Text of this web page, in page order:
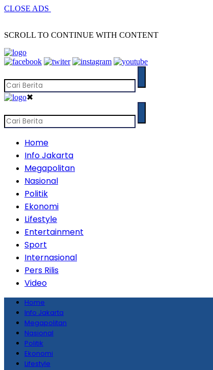
CLOSE ADS
SCROLL TO CONTINUE WITH CONTENT
✖
Home
Info Jakarta
Megapolitan
Nasional
Politik
Ekonomi
Lifestyle
Entertainment
Sport
Internasional
Pers Rilis
Video
Home
Info Jakarta
Megapolitan
Nasional
Politik
Ekonomi
Lifestyle